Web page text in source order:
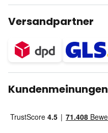
Versandpartner
Kundenmeinungen